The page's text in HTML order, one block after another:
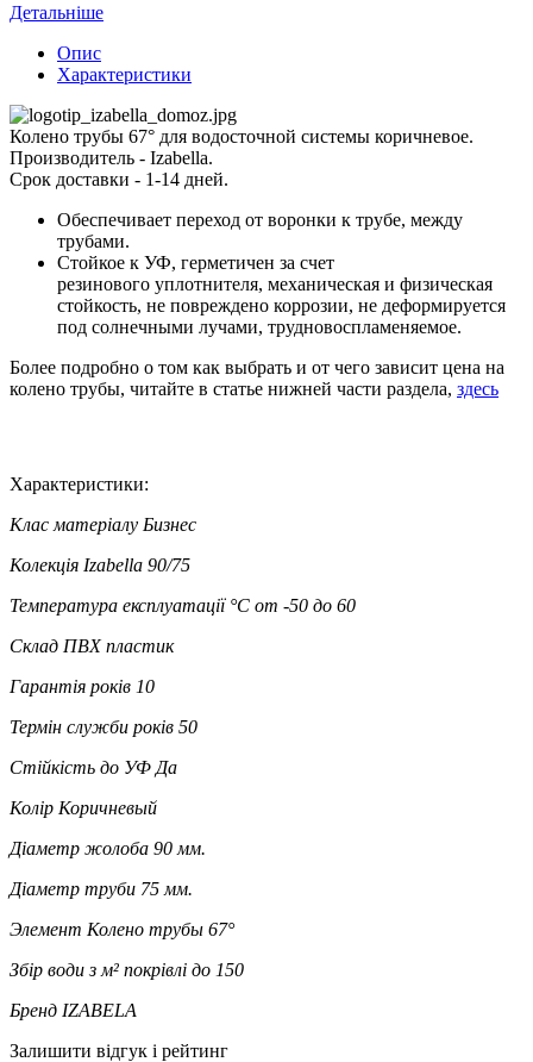
Детальніше
Опис
Характеристики
Колено трубы 67° для водосточной системы коричневое.
Производитель - Izabella.
Срок доставки - 1-14 дней.
Обеспечивает переход от воронки к трубе, между
трубами.
Стойкое к УФ, герметичен за счет
резинового уплотнителя, механическая и физическая
стойкость, не повреждено коррозии, не деформируется
под солнечными лучами, трудновоспламеняемое.
Более подробно о том как выбрать и от чего зависит цена на
колено трубы, читайте в статье нижней части раздела, здесь
Характеристики:
Клас матеріалу Бизнес
Колекція Izabella 90/75
Температура експлуатації °C от -50 до 60
Склад ПВХ пластик
Гарантія років 10
Термін служби років 50
Стійкість до УФ Да
Колір Коричневый
Діаметр жолоба 90 мм.
Діаметр труби 75 мм.
Элемент Колено трубы 67°
Збір води з м² покрівлі до 150
Бренд IZABELA
Залишити відгук і рейтинг